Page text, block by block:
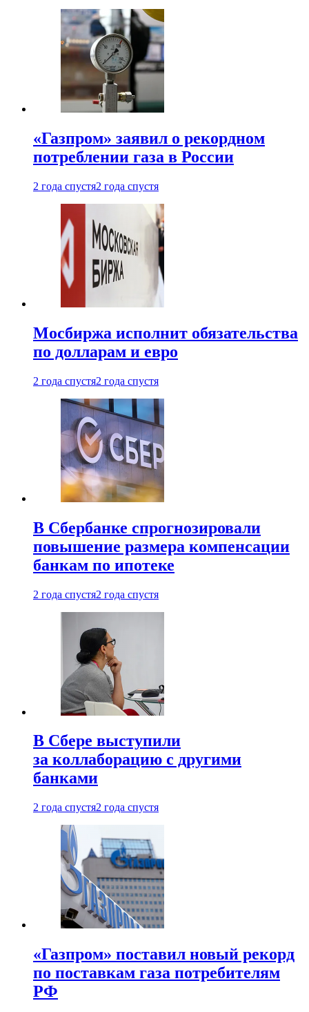
«Газпром» заявил о рекордном
потреблении газа в России
2 года спустя2 года спустя
Мосбиржа исполнит обязательства
по долларам и евро
2 года спустя2 года спустя
В Сбербанке спрогнозировали
повышение размера компенсации
банкам по ипотеке
2 года спустя2 года спустя
В Сбере выступили
за коллаборацию с другими
банками
2 года спустя2 года спустя
«Газпром» поставил новый рекорд
по поставкам газа потребителям
РФ